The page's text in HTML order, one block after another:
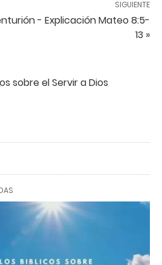
SIGUIENTE
- Explicación Mateo 8:5-
13 »
sobre el Servir a Dios